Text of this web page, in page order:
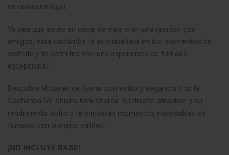
en cualquier lugar.
Ya sea que estés en casa, de viaje o en una reunión con
amigos, esta cachimba te acompañará en tus momentos de
disfrute y te permitirá vivir una experiencia de fumado
excepcional.
Descubre el placer de fumar con estilo y elegancia con la
Cachimba Mr. Shisha Mini Khalifa. Su diseño atractivo y su
rendimiento óptimo te brindarán momentos inolvidables de
fumado con la mejor calidad.
¡NO INCLUYE BASE!